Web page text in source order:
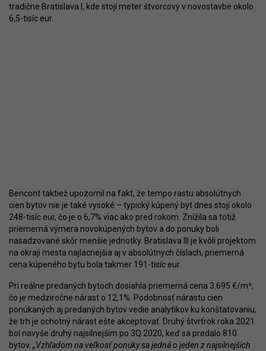
tradične Bratislava I, kde stojí meter štvorcový v novostavbe okolo
6,5-tisíc eur.
Bencont taktiež upozornil na fakt, že tempo rastu absolútnych
cien bytov nie je také vysoké – typický kúpený byt dnes stojí okolo
248-tisíc eur, čo je o 6,7% viac ako pred rokom. Znížila sa totiž
priemerná výmera novokúpených bytov a do ponuky boli
nasadzované skôr menšie jednotky. Bratislava III je kvôli projektom
na okraji mesta najlacnejšia aj v absolútnych číslach, priemerná
cena kúpeného bytu bola takmer 191-tisíc eur.
Pri reálne predaných bytoch dosiahla priemerná cena 3.695 €/m²,
čo je medziročne nárast o 12,1%. Podobnosť nárastu cien
ponúkaných aj predaných bytov vedie analytikov ku konštatovaniu,
že trh je ochotný nárast ešte akceptovať. Druhý štvrťrok roka 2021
bol navyše druhý najsilnejším po 3Q 2020, keď sa predalo 810
bytov. „Vzhľadom na veľkosť ponuky sa jedná o jeden z najsilnejších